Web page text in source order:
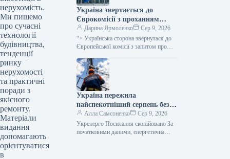
нерухомість.
Ми пишемо
про сучасні
технології
будівництва,
тенденції
ринку
нерухомості
та практичні
поради з
якісного
ремонту.
Матеріали
видання
допомагають
орієнтуватися
в
з…
Україна звертається до
Єврокомісії з проханням
надати 220 мільйонів євро для
допомоги
сільськогосподарським
заблоковані порти.
Дарина Ярмоленко
Сер 9, 2026
“> Українська сторона звернулася до
Європейської комісії з запитом про
безповоротної фінансової допомоги.
Ця…
Україна пережила
найспекотніший серпень без
відключень електроенергії –
заявив Шмигаль.
Алла Самсоненко
Сер 9, 2026
Укренерго Посилання скопійовано За
початковими даними, енергетична